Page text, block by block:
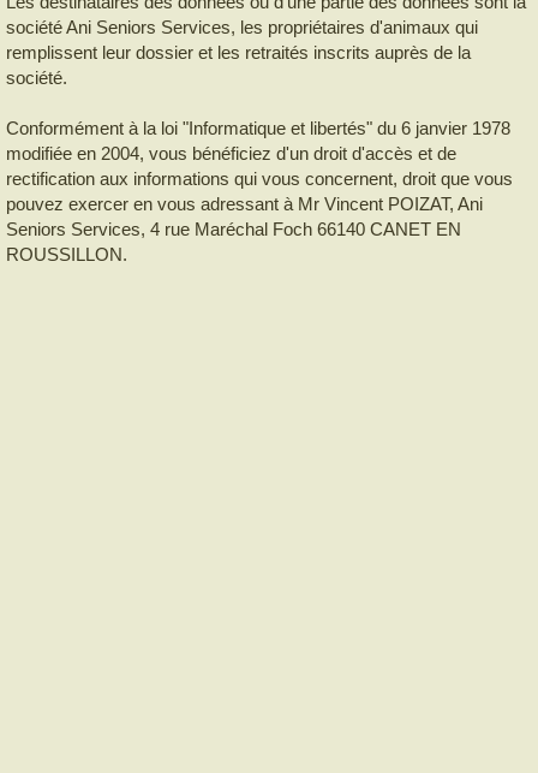
société Ani Seniors Services, les propriétaires d'animaux qui
remplissent leur dossier et les retraités inscrits auprès de la
société.
Conformément à la loi "Informatique et libertés" du 6 janvier 1978
modifiée en 2004, vous bénéficiez d'un droit d'accès et de
rectification aux informations qui vous concernent, droit que vous
pouvez exercer en vous adressant à Mr Vincent POIZAT, Ani
Seniors Services, 4 rue Maréchal Foch 66140 CANET EN
ROUSSILLON.